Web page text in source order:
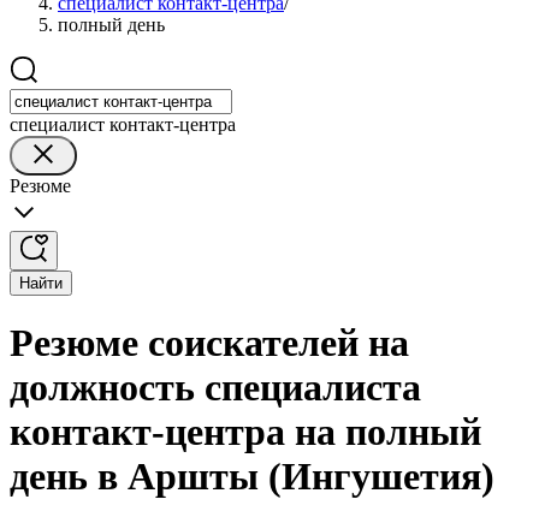
полный день
специалист контакт-центра
Резюме
Найти
Резюме соискателей на
должность специалиста
контакт-центра на полный
день в Аршты (Ингушетия)